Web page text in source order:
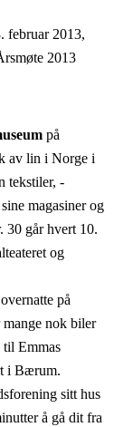
februar 2013,
2013
på
av lin i Norge i
tekstiler, -
magasiner og
30 går hvert 10.
og
på
mange nok biler
til Emmas
i Bærum.
sitt hus
å gå dit fra